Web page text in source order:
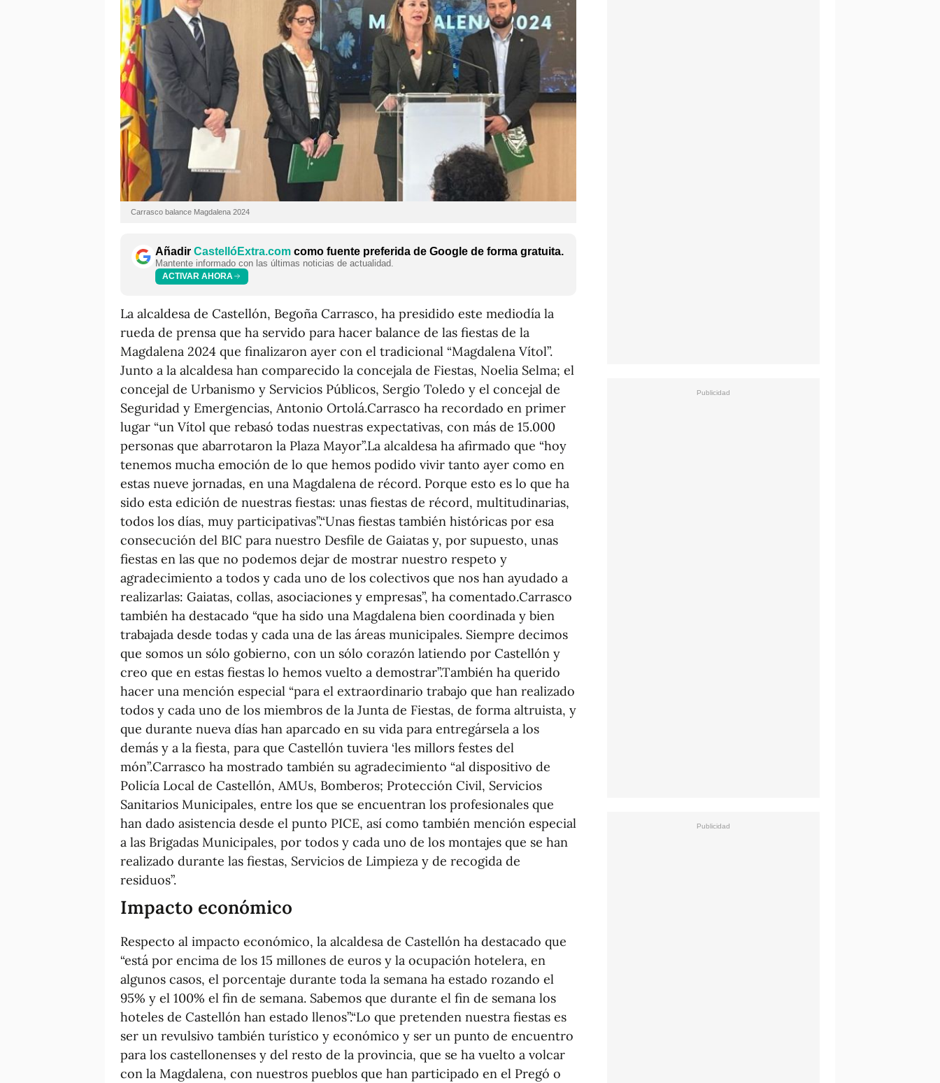
Carrasco balance Magdalena 2024
Añadir CastellóExtra.com como fuente preferida de Google de forma gratuita.
Mantente informado con las últimas noticias de actualidad.
ACTIVAR AHORA
La alcaldesa de Castellón, Begoña Carrasco, ha presidido este mediodía la
rueda de prensa que ha servido para hacer balance de las fiestas de la
Magdalena 2024 que finalizaron ayer con el tradicional “Magdalena Vítol”.
Junto a la alcaldesa han comparecido la concejala de Fiestas, Noelia Selma; el
concejal de Urbanismo y Servicios Públicos, Sergio Toledo y el concejal de
Seguridad y Emergencias, Antonio Ortolá.Carrasco ha recordado en primer
lugar “un Vítol que rebasó todas nuestras expectativas, con más de 15.000
personas que abarrotaron la Plaza Mayor”.La alcaldesa ha afirmado que “hoy
tenemos mucha emoción de lo que hemos podido vivir tanto ayer como en
estas nueve jornadas, en una Magdalena de récord. Porque esto es lo que ha
sido esta edición de nuestras fiestas: unas fiestas de récord, multitudinarias,
todos los días, muy participativas”.“Unas fiestas también históricas por esa
consecución del BIC para nuestro Desfile de Gaiatas y, por supuesto, unas
fiestas en las que no podemos dejar de mostrar nuestro respeto y
agradecimiento a todos y cada uno de los colectivos que nos han ayudado a
realizarlas: Gaiatas, collas, asociaciones y empresas”, ha comentado.Carrasco
también ha destacado “que ha sido una Magdalena bien coordinada y bien
trabajada desde todas y cada una de las áreas municipales. Siempre decimos
que somos un sólo gobierno, con un sólo corazón latiendo por Castellón y
creo que en estas fiestas lo hemos vuelto a demostrar”.También ha querido
hacer una mención especial “para el extraordinario trabajo que han realizado
todos y cada uno de los miembros de la Junta de Fiestas, de forma altruista, y
que durante nueva días han aparcado en su vida para entregársela a los
demás y a la fiesta, para que Castellón tuviera ‘les millors festes del
món”.Carrasco ha mostrado también su agradecimiento “al dispositivo de
Policía Local de Castellón, AMUs, Bomberos; Protección Civil, Servicios
Sanitarios Municipales, entre los que se encuentran los profesionales que
han dado asistencia desde el punto PICE, así como también mención especial
a las Brigadas Municipales, por todos y cada uno de los montajes que se han
realizado durante las fiestas, Servicios de Limpieza y de recogida de
residuos”.
Impacto económico
Respecto al impacto económico, la alcaldesa de Castellón ha destacado que
“está por encima de los 15 millones de euros y la ocupación hotelera, en
algunos casos, el porcentaje durante toda la semana ha estado rozando el
95% y el 100% el fin de semana. Sabemos que durante el fin de semana los
hoteles de Castellón han estado llenos”.“Lo que pretenden nuestra fiestas es
ser un revulsivo también turístico y económico y ser un punto de encuentro
para los castellonenses y del resto de la provincia, que se ha vuelto a volcar
con la Magdalena, con nuestros pueblos que han participado en el Pregó o